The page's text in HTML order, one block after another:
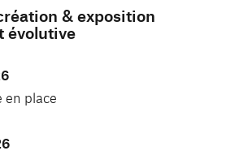
& exposition
évolutive
en place